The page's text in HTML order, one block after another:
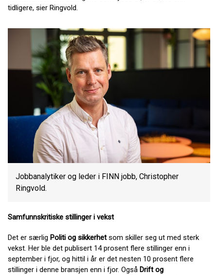
tidligere, sier Ringvold.
Jobbanalytiker og leder i FINN jobb, Christopher
Ringvold.
Samfunnskritiske stillinger i vekst
Det er særlig Politi og sikkerhetsom skiller seg ut med sterk
vekst. Her ble det publisert 14 prosent flere stillinger enn i
september i fjor, og hittil i år er det nesten 10 prosent flere
stillinger i denne bransjen enn i fjor. Også Drift og